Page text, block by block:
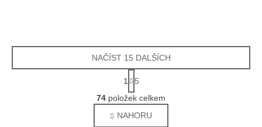
Ovládací prvky výpisu
NAČÍST 15 DALŠÍCH
Stránkování
1
5
74 položek celkem
NAHORU